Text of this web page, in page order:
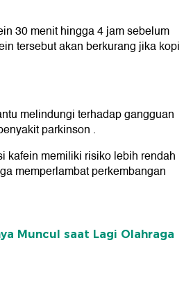
30 menit hingga 4 jam sebelum
tersebut akan berkurang jika kopi
melindungi terhadap gangguan
parkinson .
kafein memiliki risiko lebih rendah
memperlambat perkembangan
Muncul saat Lagi Olahraga